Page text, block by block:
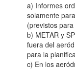
a) Informes
solamente
(previstos
b) METAR y
fuera del
para la
c) En los